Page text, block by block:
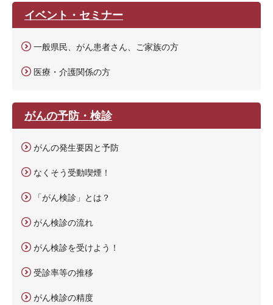
イベント・セミナー
一般県民、がん患者さん、ご家族の方
医療・介護関係の方
がんの予防・検診
がんの発生要因と予防
なくそう受動喫煙！
「がん検診」とは？
がん検診の流れ
がん検診を受けよう！
受診率等の推移
がん検診の精度